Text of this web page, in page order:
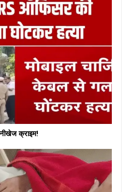
क्राइम!